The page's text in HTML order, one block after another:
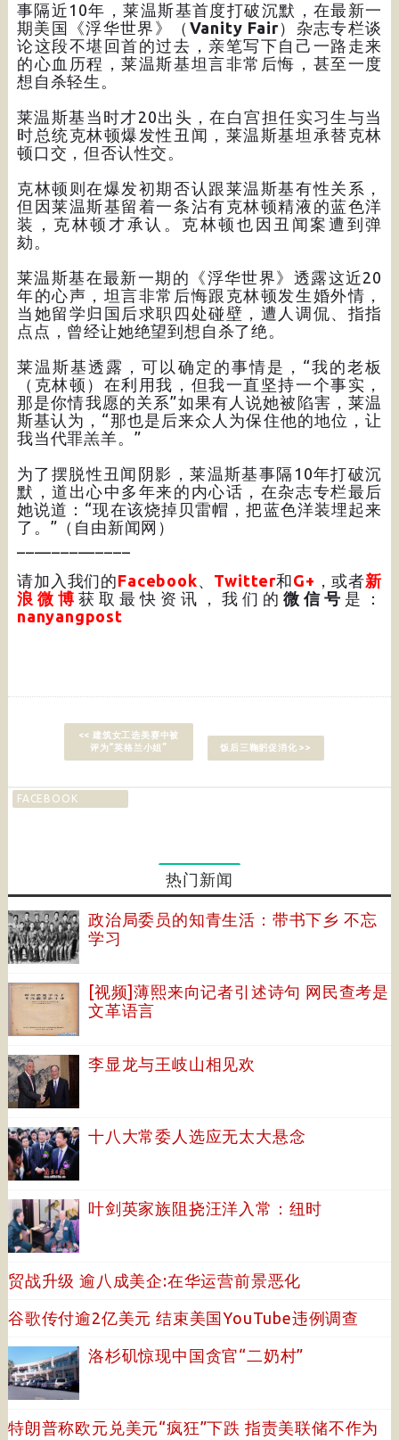
事隔近10年，莱温斯基首度打破沉默，在最新一
期美国《浮华世界》（ Vanity Fair ）杂志专栏谈
论这段不堪回首的过去，亲笔写下自己一路走来
的心血历程，莱温斯基坦言非常后悔，甚至一度
想自杀轻生。
莱温斯基当时才20出头，在白宫担任实习生与当
时总统克林顿爆发性丑闻，莱温斯基坦承替克林
顿口交，但否认性交。
克林顿则在爆发初期否认跟莱温斯基有性关系，
但因莱温斯基留着一条沾有克林顿精液的蓝色洋
装，克林顿才承认。克林顿也因丑闻案遭到弹
劾。
莱温斯基在最新一期的《浮华世界》透露这近20
年的心声，坦言非常后悔跟克林顿发生婚外情，
当她留学归国后求职四处碰壁，遭人调侃、指指
点点，曾经让她绝望到想自杀了绝。
莱温斯基透露，可以确定的事情是，“我的老板
（克林顿）在利用我，但我一直坚持一个事实，
那是你情我愿的关系”如果有人说她被陷害，莱温
斯基认为，“那也是后来众人为保住他的地位，让
我当代罪羔羊。”
为了摆脱性丑闻阴影，莱温斯基事隔10年打破沉
默，道出心中多年来的内心话，在杂志专栏最后
她说道：“现在该烧掉贝雷帽，把蓝色洋装埋起来
了。”（自由新闻网）
请加入我们的Facebook、 Twitter和G+ ，或者新
浪微博 获取最快资讯，我们的微信号 是：
nanyangpost
<< 建筑女工选美赛中被
评为“英格兰小姐”
饭后三鞠躬促消化 >>
FACEBOOK
热门新闻
政治局委员的知青生活：带书下乡 不忘
学习
[视频]薄熙来向记者引述诗句 网民查考是
文革语言
李显龙与王岐山相见欢
十八大常委人选应无太大悬念
叶剑英家族阻挠汪洋入常：纽时
贸战升级 逾八成美企:在华运营前景恶化
谷歌传付逾2亿美元 结束美国YouTube违例调查
洛杉矶惊现中国贪官“二奶村”
特朗普称欧元兑美元“疯狂”下跌 指责美联储不作为